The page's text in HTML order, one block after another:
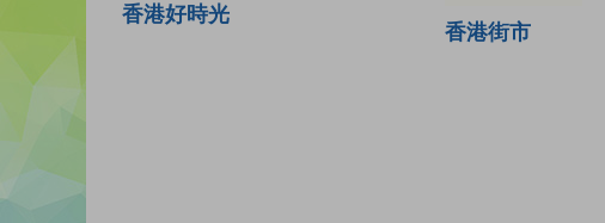
香港好時光
香港街市